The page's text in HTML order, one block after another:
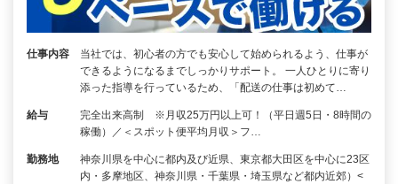
仕事内容
当社では、初心者の方でも安心して始められるよう、仕事が
できるようになるまでしっかりサポート。 一人ひとりに寄り
添った指導を行っているため、「配送の仕事は初めて…
給与
完全出来高制 ※月収25万円以上可！（平日週5日・8時間の
稼働）／＜スポット便平均月収＞フ…
勤務地
神奈川県を中心に都内及び近県、東京都大田区を中心に23区
内・多摩地区、神奈川県・千葉県・埼玉県など都内近郊）<